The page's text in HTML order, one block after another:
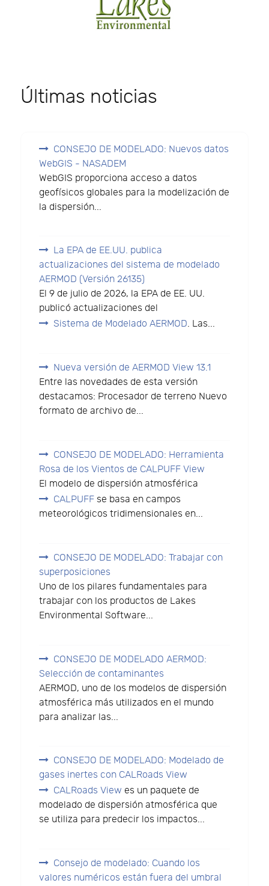
Últimas noticias
CONSEJO DE MODELADO: Nuevos datos
WebGIS - NASADEM
WebGIS proporciona acceso a datos
geofísicos globales para la modelización de
la dispersión...
La EPA de EE.UU. publica
actualizaciones del sistema de modelado
AERMOD (Versión 26135)
El 9 de julio de 2026, la EPA de EE. UU.
publicó actualizaciones del
Sistema de Modelado AERMOD. Las...
Nueva versión de AERMOD View 13.1
Entre las novedades de esta versión
destacamos: Procesador de terreno Nuevo
formato de archivo de...
CONSEJO DE MODELADO: Herramienta
Rosa de los Vientos de CALPUFF View
El modelo de dispersión atmosférica
CALPUFF se basa en campos
meteorológicos tridimensionales en...
CONSEJO DE MODELADO: Trabajar con
superposiciones
Uno de los pilares fundamentales para
trabajar con los productos de Lakes
Environmental Software...
CONSEJO DE MODELADO AERMOD:
Selección de contaminantes
AERMOD, uno de los modelos de dispersión
atmosférica más utilizados en el mundo
para analizar las...
CONSEJO DE MODELADO: Modelado de
gases inertes con CALRoads View
CALRoads View es un paquete de
modelado de dispersión atmosférica que
se utiliza para predecir los impactos...
Consejo de modelado: Cuando los
valores numéricos están fuera del umbral